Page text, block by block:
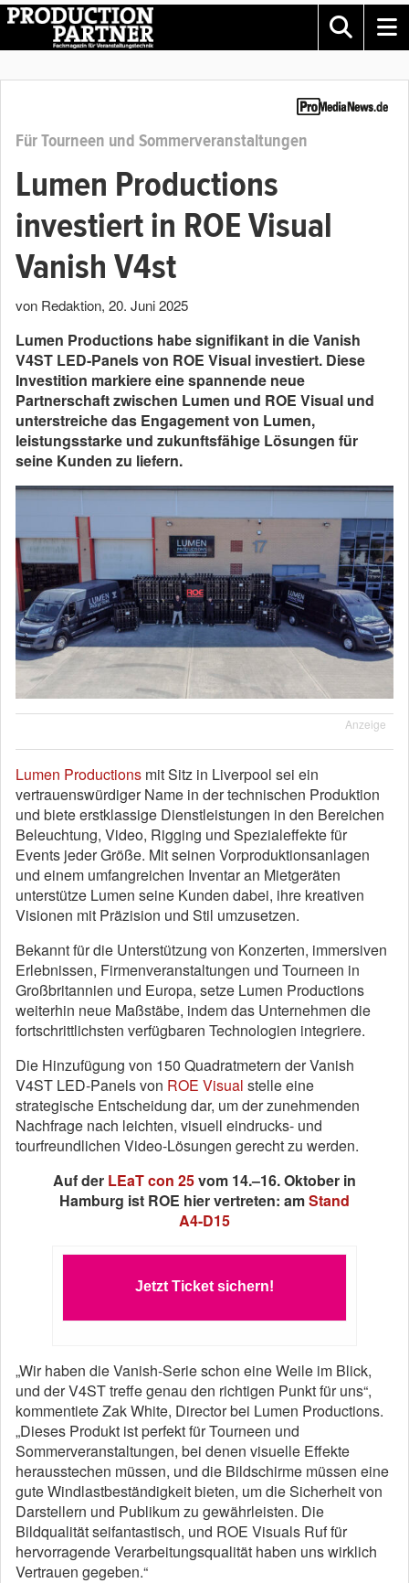
Für Tourneen und Sommerveranstaltungen
Lumen Productions
investiert in ROE Visual
Vanish V4st
von Redaktion, 20. Juni 2025
Lumen Productions habe signifikant in die Vanish
V4ST LED-Panels von ROE Visual investiert. Diese
Investition markiere eine spannende neue
Partnerschaft zwischen Lumen und ROE Visual und
unterstreiche das Engagement von Lumen,
leistungsstarke und zukunftsfähige Lösungen für
seine Kunden zu liefern.
Anzeige
Lumen Productions mit Sitz in Liverpool sei ein
vertrauenswürdiger Name in der technischen Produktion
und biete erstklassige Dienstleistungen in den Bereichen
Beleuchtung, Video, Rigging und Spezialeffekte für
Events jeder Größe. Mit seinen Vorproduktionsanlagen
und einem umfangreichen Inventar an Mietgeräten
unterstütze Lumen seine Kunden dabei, ihre kreativen
Visionen mit Präzision und Stil umzusetzen.
Bekannt für die Unterstützung von Konzerten, immersiven
Erlebnissen, Firmenveranstaltungen und Tourneen in
Großbritannien und Europa, setze Lumen Productions
weiterhin neue Maßstäbe, indem das Unternehmen die
fortschrittlichsten verfügbaren Technologien integriere.
Die Hinzufügung von 150 Quadratmetern der Vanish
V4ST LED-Panels von ROE Visual stelle eine
strategische Entscheidung dar, um der zunehmenden
Nachfrage nach leichten, visuell eindrucks- und
tourfreundlichen Video-Lösungen gerecht zu werden.
Auf der LEaT con 25vom 14.–16. Oktober in
Hamburg ist ROE hier vertreten: amStand
A4-D15
Jetzt Ticket sichern!
„Wir haben die Vanish-Serie schon eine Weile im Blick,
und der V4ST treffe genau den richtigen Punkt für uns“,
kommentiete Zak White, Director bei Lumen Productions.
„Dieses Produkt ist perfekt für Tourneen und
Sommerveranstaltungen, bei denen visuelle Effekte
herausstechen müssen, und die Bildschirme müssen eine
gute Windlastbeständigkeit bieten, um die Sicherheit von
Darstellern und Publikum zu gewährleisten. Die
Bildqualität seifantastisch, und ROE Visuals Ruf für
hervorragende Verarbeitungsqualität haben uns wirklich
Vertrauen gegeben.“